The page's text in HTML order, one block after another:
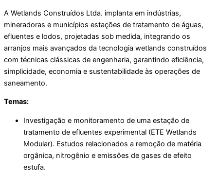
A Wetlands Construídos Ltda. implanta em indústrias,
mineradoras e municípios estações de tratamento de águas,
efluentes e lodos, projetadas sob medida, integrando os
arranjos mais avançados da tecnologia wetlands construídos
com técnicas clássicas de engenharia, garantindo eficiência,
simplicidade, economia e sustentabilidade às operações de
saneamento.
Temas:
Investigação e monitoramento de uma estação de
tratamento de efluentes experimental (ETE Wetlands
Modular). Estudos relacionados a remoção de matéria
orgânica, nitrogênio e emissões de gases de efeito
estufa.